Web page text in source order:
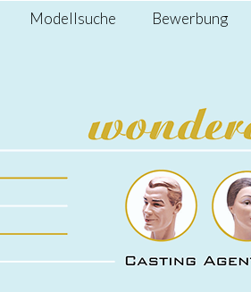
Modellsuche Bewerbung